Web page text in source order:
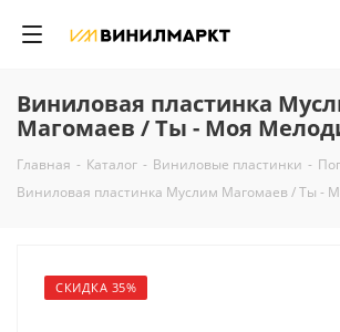
Виниловая пластинка
Магомаев / Ты - Моя
Главная - Каталог - Виниловые пластинки -
Виниловая пластинка Муслим Магомаев / Ты -
СКИДКА 35%